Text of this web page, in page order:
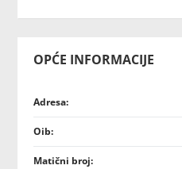
OPĆE INFORMACIJE
Adresa:
Oib:
Matični broj: